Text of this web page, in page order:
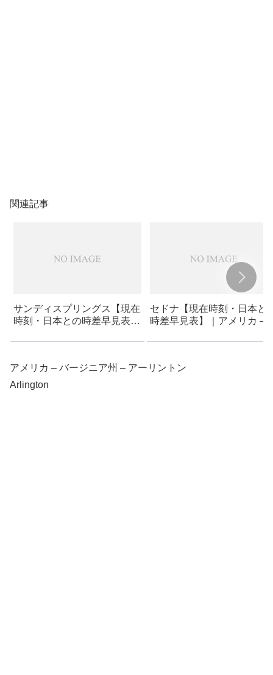
関連記事
サンディスプリングス【現在
時刻・日本との時差早見表】
セドナ【現在時刻・日本と
時差早見表】｜アメリカ –
アメリカ – バージニア州 – アーリントン
Arlington